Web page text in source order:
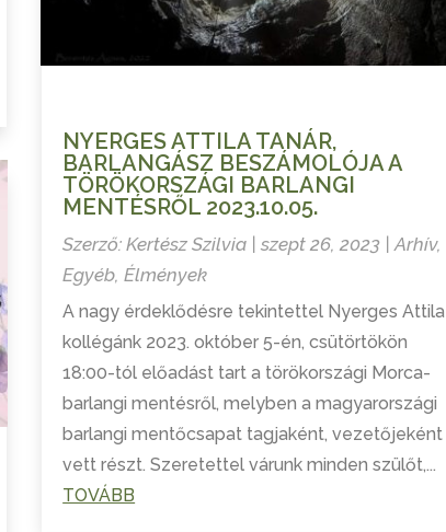
NYERGES ATTILA TANÁR,
BARLANGÁSZ BESZÁMOLÓJA A
TÖRÖKORSZÁGI BARLANGI
MENTÉSRŐL 2023.10.05.
Szerző:Kertész Szilvia |szept 26, 2023 |Arhív,
Egyéb,Élmények
A nagy érdeklődésre tekintettel Nyerges Attila
kollégánk 2023. október 5-én, csütörtökön
18:00-tól előadást tart a törökországi Morca-
barlangi mentésről, melyben a magyarországi
barlangi mentőcsapat tagjaként, vezetőjeként
vett részt. Szeretettel várunk minden szülőt,...
TOVÁBB